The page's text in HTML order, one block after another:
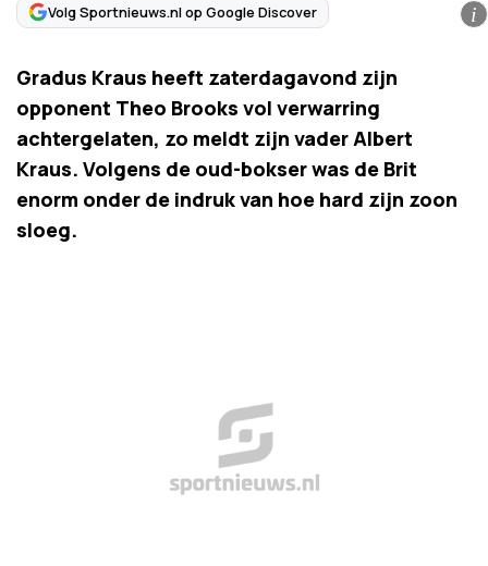
Volg Sportnieuws.nl op Google Discover i
Gradus Kraus heeft zaterdagavond zijn
opponent Theo Brooks vol verwarring
achtergelaten, zo meldt zijn vader Albert
Kraus. Volgens de oud-bokser was de Brit
enorm onder de indruk van hoe hard zijn zoon
sloeg.